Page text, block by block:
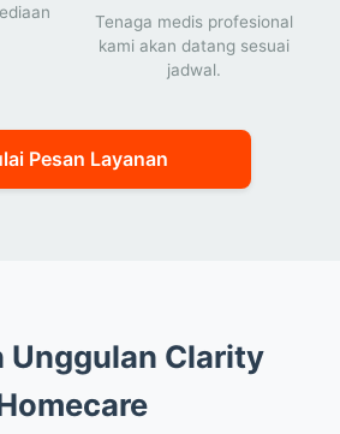
Tenaga medis profesional
kami akan datang sesuai
jadwal.
Pesan Layanan
Unggulan Clarity